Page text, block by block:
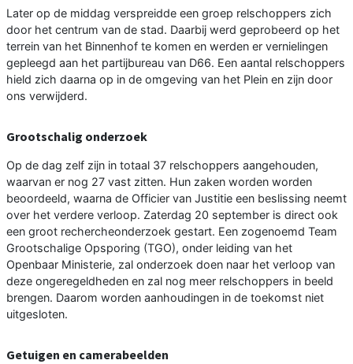
Later op de middag verspreidde een groep relschoppers zich
door het centrum van de stad. Daarbij werd geprobeerd op het
terrein van het Binnenhof te komen en werden er vernielingen
gepleegd aan het partijbureau van D66. Een aantal relschoppers
hield zich daarna op in de omgeving van het Plein en zijn door
ons verwijderd.
Grootschalig onderzoek
Op de dag zelf zijn in totaal 37 relschoppers aangehouden,
waarvan er nog 27 vast zitten. Hun zaken worden worden
beoordeeld, waarna de Officier van Justitie een beslissing neemt
over het verdere verloop. Zaterdag 20 september is direct ook
een groot rechercheonderzoek gestart. Een zogenoemd Team
Grootschalige Opsporing (TGO), onder leiding van het
Openbaar Ministerie, zal onderzoek doen naar het verloop van
deze ongeregeldheden en zal nog meer relschoppers in beeld
brengen. Daarom worden aanhoudingen in de toekomst niet
uitgesloten.
Getuigen en camerabeelden